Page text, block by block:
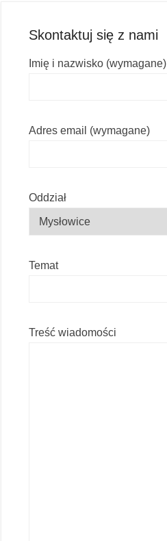
Skontaktuj się z nami
Imię i nazwisko (wymagane)
Adres email (wymagane)
Oddział
Temat
Treść wiadomości